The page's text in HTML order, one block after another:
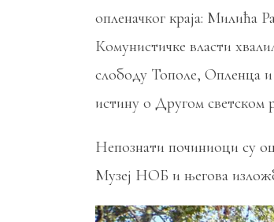
опленачког краја: Милића
Комунистичке власти
слободу Тополе, Опленца
истину о Другом светском
Непознати починиоци су
Музеј НОБ и његова